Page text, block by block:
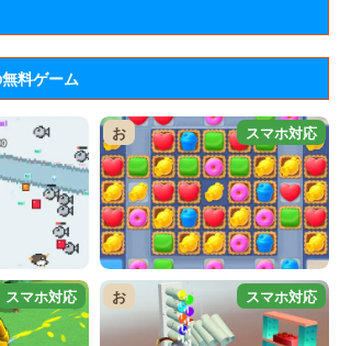
料ゲーム
お スマホ対応
スマホ対応 お スマホ対応